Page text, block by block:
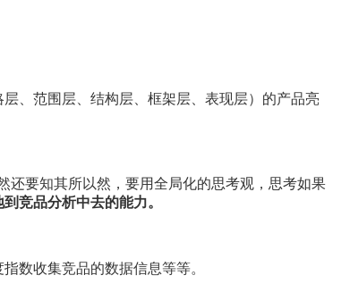
、范围层、结构层、框架层、表现层）的产品亮
还要知其所以然，要用全局化的思考观，思考如果
竞品分析中去的能力。
数收集竞品的数据信息等等。